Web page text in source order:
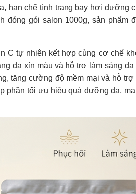
hạn chế tình trạng bay hơi dưỡng
gói salon 1000g, sản phẩm
tự nhiên kết hợp cùng cơ chế
da xỉn màu và hỗ trợ làm sáng
tăng cường độ mềm mại và hỗ
phần tối ưu hiệu quả dưỡng da,